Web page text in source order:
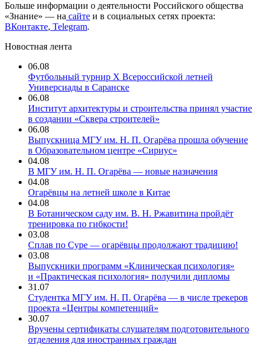
Больше информации о деятельности Российского общества
«Знание» — на сайте и в социальных сетях проекта:
ВКонтакте, Telegram.
Новостная лента
06.08
Футбольный турнир X Всероссийской летней
Универсиады в Саранске
06.08
Институт архитектуры и строительства принял участие
в создании «Сквера строителей»
06.08
Выпускница МГУ им. Н. П. Огарёва прошла обучение
в Образовательном центре «Сириус»
04.08
В МГУ им. Н. П. Огарёва — новые назначения
04.08
Огарёвцы на летней школе в Китае
04.08
В Ботаническом саду им. В. Н. Ржавитина пройдёт
тренировка по гибкости!
03.08
Сплав по Суре — огарёвцы продолжают традицию!
03.08
Выпускники программ «Клиническая психология»
и «Практическая психология» получили дипломы
31.07
Студентка МГУ им. Н. П. Огарёва — в числе трекеров
проекта «Центры компетенций»
30.07
Вручены сертификаты слушателям подготовительного
отделения для иностранных граждан